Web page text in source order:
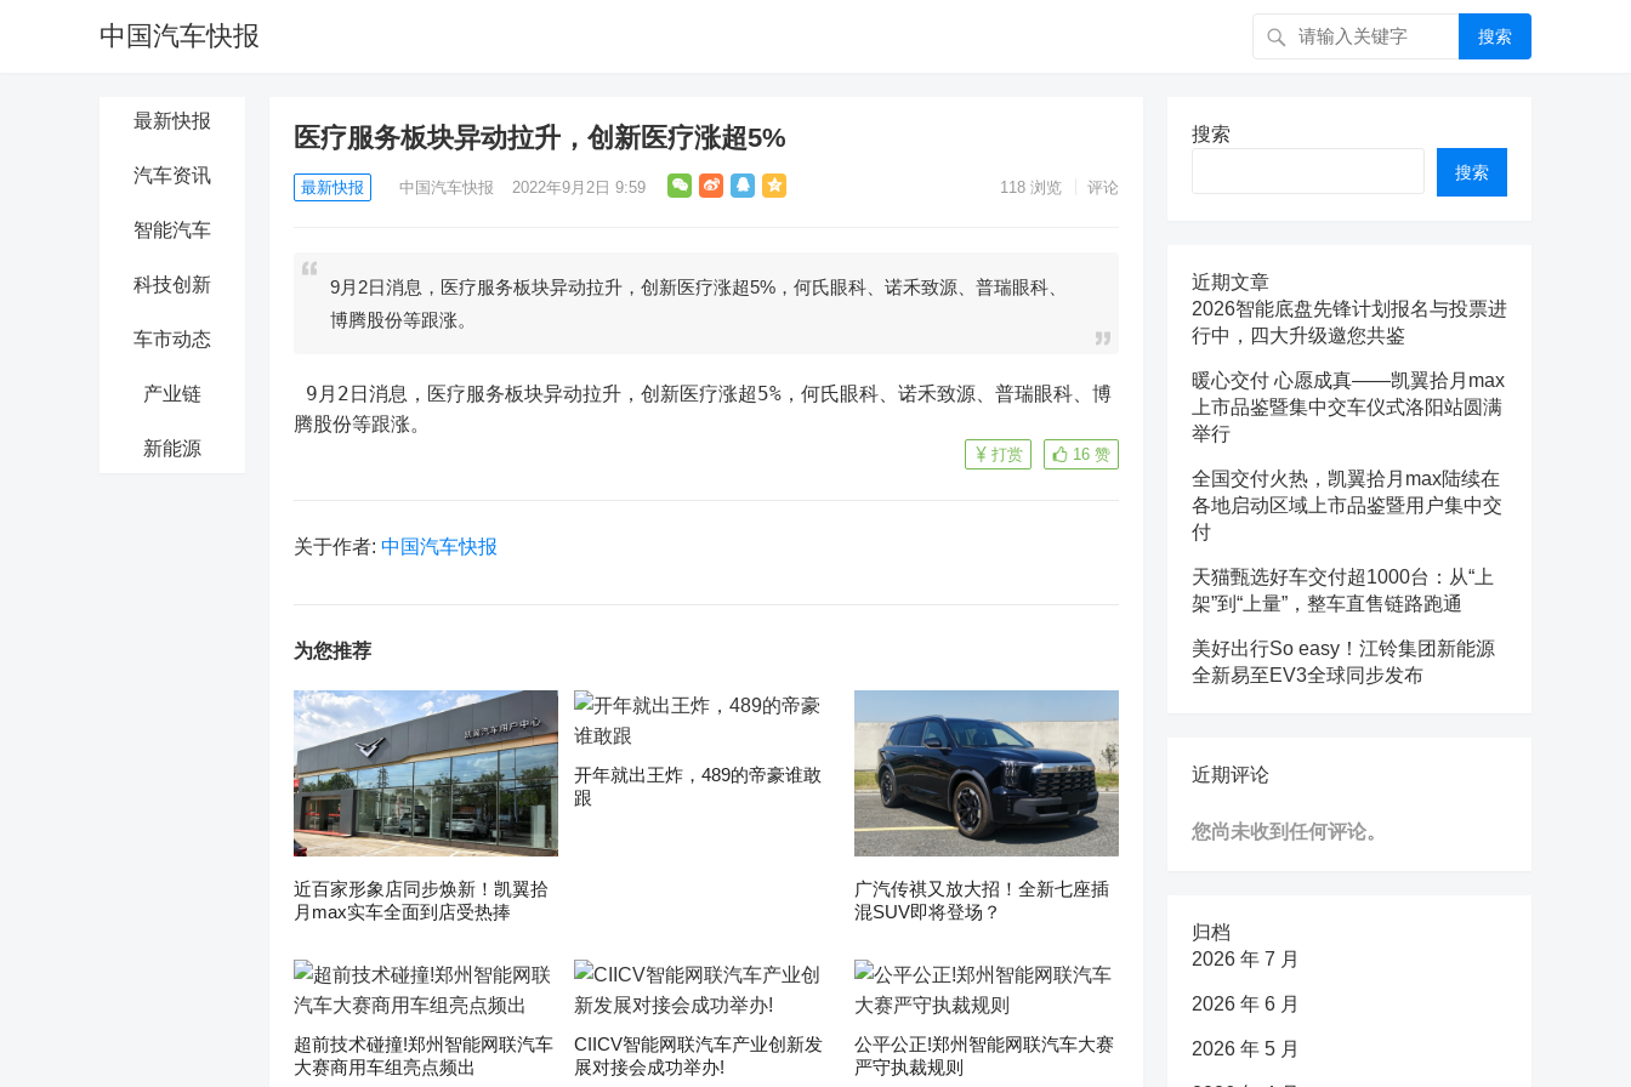
中国汽车快报 搜索
最新快报
汽车资讯
智能汽车
科技创新
车市动态
产业链
新能源
医疗服务板块异动拉升，创新医疗涨超5%
最新快报 中国汽车快报 2022年9月2日 9:59 118 浏览 评论
9月2日消息，医疗服务板块异动拉升，创新医疗涨超5%，何氏眼科、诺禾致源、普瑞眼科、
博腾股份等跟涨。
腾股份等跟涨。
16 赞
打赏
关于作者: 中国汽车快报
为您推荐
近百家形象店同步焕新！凯翼拾
月max实车全面到店受热捧
开年就出王炸，489的帝豪谁敢
跟
广汽传祺又放大招！全新七座插
混SUV即将登场？
超前技术碰撞!郑州智能网联汽车
大赛商用车组亮点频出
CIICV智能网联汽车产业创新发
展对接会成功举办!
公平公正!郑州智能网联汽车大赛
严守执裁规则
搜索
搜索
近期文章
2026智能底盘先锋计划报名与投票进
行中，四大升级邀您共鉴
暖心交付 心愿成真——凯翼拾月max
上市品鉴暨集中交车仪式洛阳站圆满
举行
全国交付火热，凯翼拾月max陆续在
各地启动区域上市品鉴暨用户集中交
付
天猫甄选好车交付超1000台：从“上
架”到“上量”，整车直售链路跑通
美好出行So easy！江铃集团新能源
全新易至EV3全球同步发布
近期评论
您尚未收到任何评论。
归档
2026 年 7 月
2026 年 6 月
2026 年 5 月